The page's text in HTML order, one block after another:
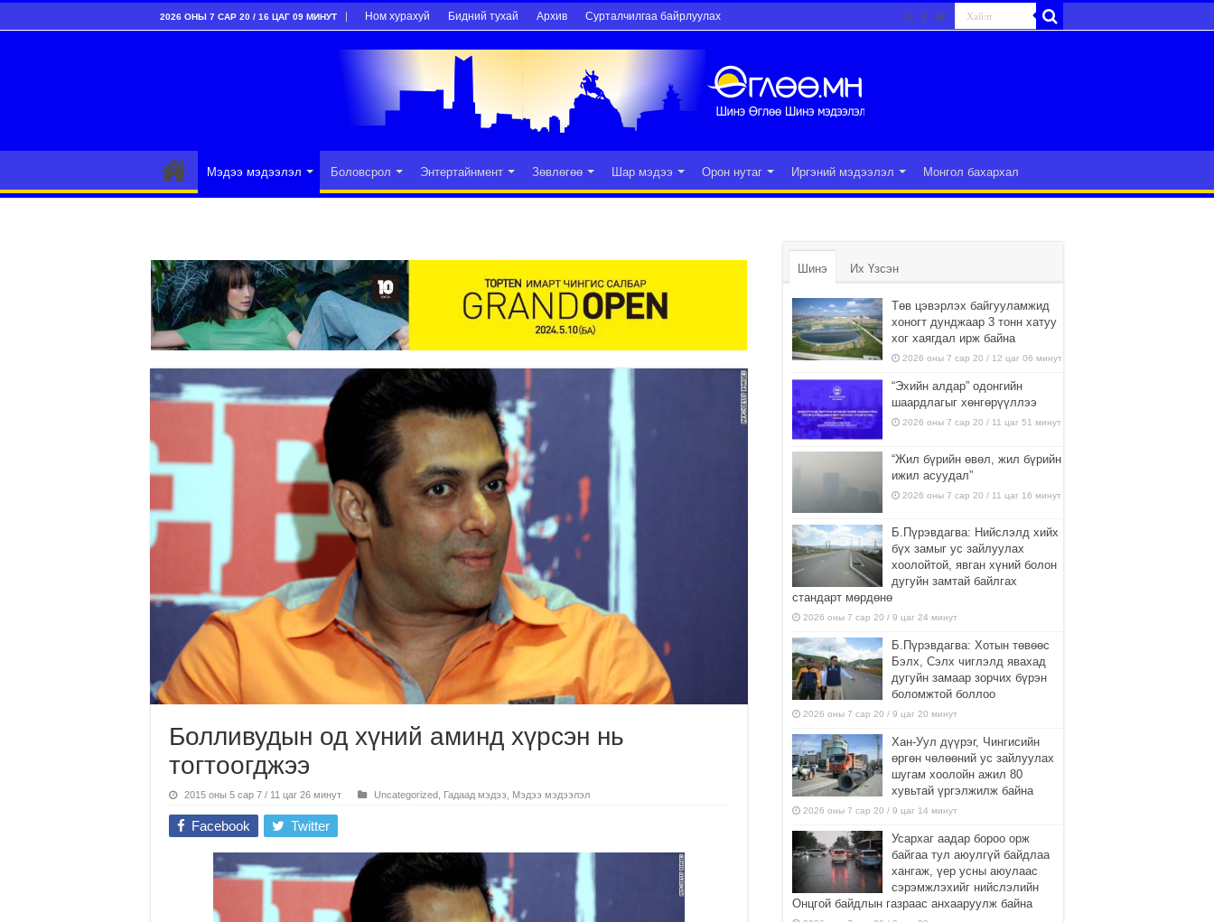
2026 ОНЫ 7 САР 20 / 16 ЦАГ 09 МИНУТ Ном хурахуй Бидний тухай Архив Сурталчилгаа байрлуулах
Мэдээ мэдээлэл Боловсрол Энтертайнмент Зөвлөгөө Шар мэдээ Орон нутаг Иргэний мэдээлэл Монгол бахархал
Болливудын од хүний аминд хүрсэн нь
тогтоогджээ
2015 оны 5 сар 7 / 11 цаг 26 минут Uncategorized Гадаад мэдээ Мэдээ мэдээлэл
Facebook Twitter
Шинэ Их Үзсэн
Төв цэвэрлэх байгууламжид
хоногт дунджаар 3 тонн хатуу
хог хаягдал ирж байна
2026 оны 7 сар 20 / 12 цаг 06 минут
“Эхийн алдар” одонгийн
шаардлагыг хөнгөрүүллээ
2026 оны 7 сар 20 / 11 цаг 51 минут
“Жил бүрийн өвөл, жил бүрийн
ижил асуудал”
2026 оны 7 сар 20 / 11 цаг 16 минут
Б.Пүрэвдагва: Нийслэлд хийх
бүх замыг ус зайлуулах
хоолойтой, явган хүний болон
дугуйн замтай байлгах
стандарт мөрдөнө
2026 оны 7 сар 20 / 9 цаг 24 минут
Б.Пүрэвдагва: Хотын төвөөс
Бэлх, Сэлх чиглэлд явахад
дугуйн замаар зорчих бүрэн
боломжтой боллоо
2026 оны 7 сар 20 / 9 цаг 20 минут
Хан-Уул дүүрэг, Чингисийн
өргөн чөлөөний ус зайлуулах
шугам хоолойн ажил 80
хувьтай үргэлжилж байна
2026 оны 7 сар 20 / 9 цаг 14 минут
Усархаг аадар бороо орж
байгаа тул аюулгүй байдлаа
хангаж, үер усны аюулаас
сэрэмжлэхийг нийслэлийн
Онцгой байдлын газраас анхааруулж байна